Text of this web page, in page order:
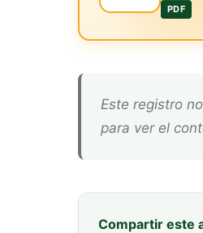
PDF
Este registro no incluye descripción adicional. Descarga el documento oficial arriba
para ver el
Compartir este